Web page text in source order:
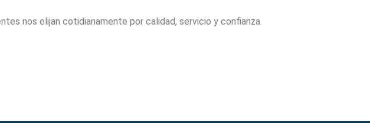
nos elijan cotidianamente por calidad, servicio y confianza.